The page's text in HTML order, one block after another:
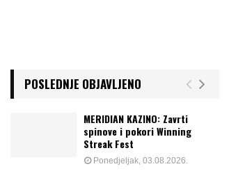
POSLEDNJE OBJAVLJENO
MERIDIAN KAZINO: Zavrti
spinove i pokori Winning
Streak Fest
Ponedjeljak, 03.08.2026.